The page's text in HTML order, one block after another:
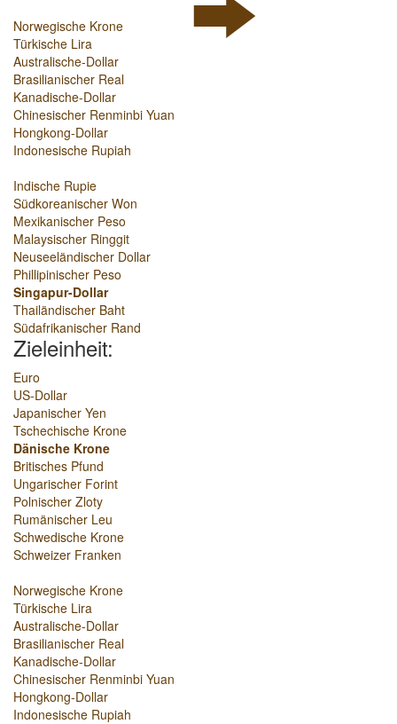
Norwegische Krone
Türkische Lira
Australische-Dollar
Brasilianischer Real
Kanadische-Dollar
Chinesischer Renminbi Yuan
Hongkong-Dollar
Indonesische Rupiah
Indische Rupie
Südkoreanischer Won
Mexikanischer Peso
Malaysischer Ringgit
Neuseeländischer Dollar
Phillipinischer Peso
Singapur-Dollar
Thailändischer Baht
Südafrikanischer Rand
Zieleinheit:
Euro
US-Dollar
Japanischer Yen
Tschechische Krone
Dänische Krone
Britisches Pfund
Ungarischer Forint
Polnischer Zloty
Rumänischer Leu
Schwedische Krone
Schweizer Franken
Norwegische Krone
Türkische Lira
Australische-Dollar
Brasilianischer Real
Kanadische-Dollar
Chinesischer Renminbi Yuan
Hongkong-Dollar
Indonesische Rupiah